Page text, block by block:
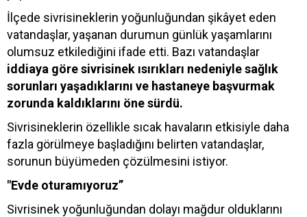
İlçede sivrisineklerin yoğunluğundan şikâyet eden
vatandaşlar, yaşanan durumun günlük yaşamlarını
olumsuz etkilediğini ifade etti. Bazı vatandaşlar
iddiaya göre sivrisinek ısırıkları nedeniyle sağlık
sorunları yaşadıklarını ve hastaneye başvurmak
zorunda kaldıklarını öne sürdü.
Sivrisineklerin özellikle sıcak havaların etkisiyle daha
fazla görülmeye başladığını belirten vatandaşlar,
sorunun büyümeden çözülmesini istiyor.
"Evde oturamıyoruz”
Sivrisinek yoğunluğundan dolayı mağdur olduklarını